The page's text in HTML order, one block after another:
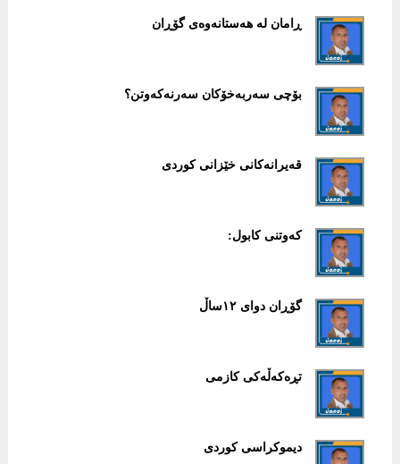
ڕامان لە هەستانەوەی گۆڕان
بۆچی سەربەخۆکان سەرنەکەوتن؟
قەیرانەکانی خێزانی کوردی
کەوتنی کابول:
گۆڕان دوای ١٢ساڵ
تڕەکەڵەکی کازمی
دیموکراسی کوردی